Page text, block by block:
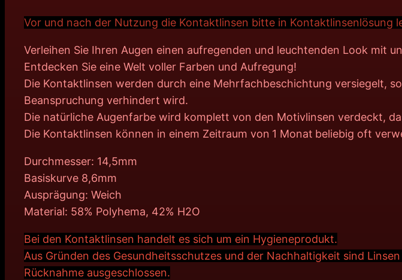
Vor und nach der Nutzung die Kontaktlinsen bitte in Kontaktlinsenlösung
Verleihen Sie Ihren Augen einen aufregenden und leuchtenden Look mit
Entdecken Sie eine Welt voller Farben und Aufregung!
Die Kontaktlinsen werden durch eine Mehrfachbeschichtung versiegelt,
Beanspruchung verhindert wird.
Die natürliche Augenfarbe wird komplett von den Motivlinsen verdeckt,
Die Kontaktlinsen können in einem Zeitraum von 1 Monat beliebig oft
Durchmesser: 14,5mm
Basiskurve 8,6mm
Ausprägung: Weich
Material: 58% Polyhema, 42% H2O
Bei den Kontaktlinsen handelt es sich um ein Hygieneprodukt.
Aus Gründen des Gesundheitsschutzes und der Nachhaltigkeit sind
Rücknahme ausgeschlossen.